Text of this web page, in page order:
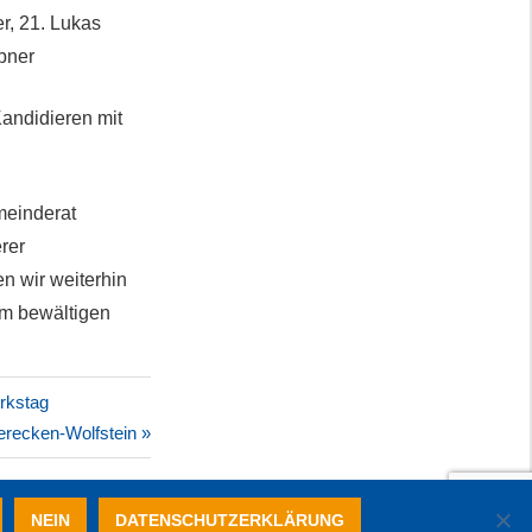
21. Lukas
mit
wir weiterhin
bewältigen
Wolfstein
NEIN DATENSCHUTZERKLÄRUNG